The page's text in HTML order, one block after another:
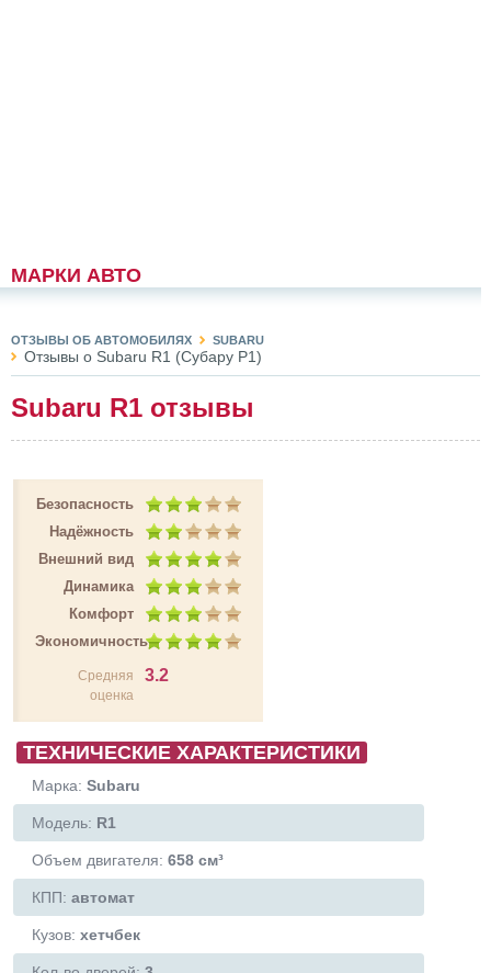
МАРКИ АВТО
ОТЗЫВЫ ОБ АВТОМОБИЛЯХ SUBARU
Отзывы о Subaru R1 (Субару Р1)
Subaru R1 отзывы
Безопасность
Надёжность
Внешний вид
Динамика
Комфорт
Экономичность
Средняя
оценка
3.2
ТЕХНИЧЕСКИЕ ХАРАКТЕРИСТИКИ
Марка: Subaru
Модель: R1
Объем двигателя: 658 см³
КПП: автомат
Кузов: хетчбек